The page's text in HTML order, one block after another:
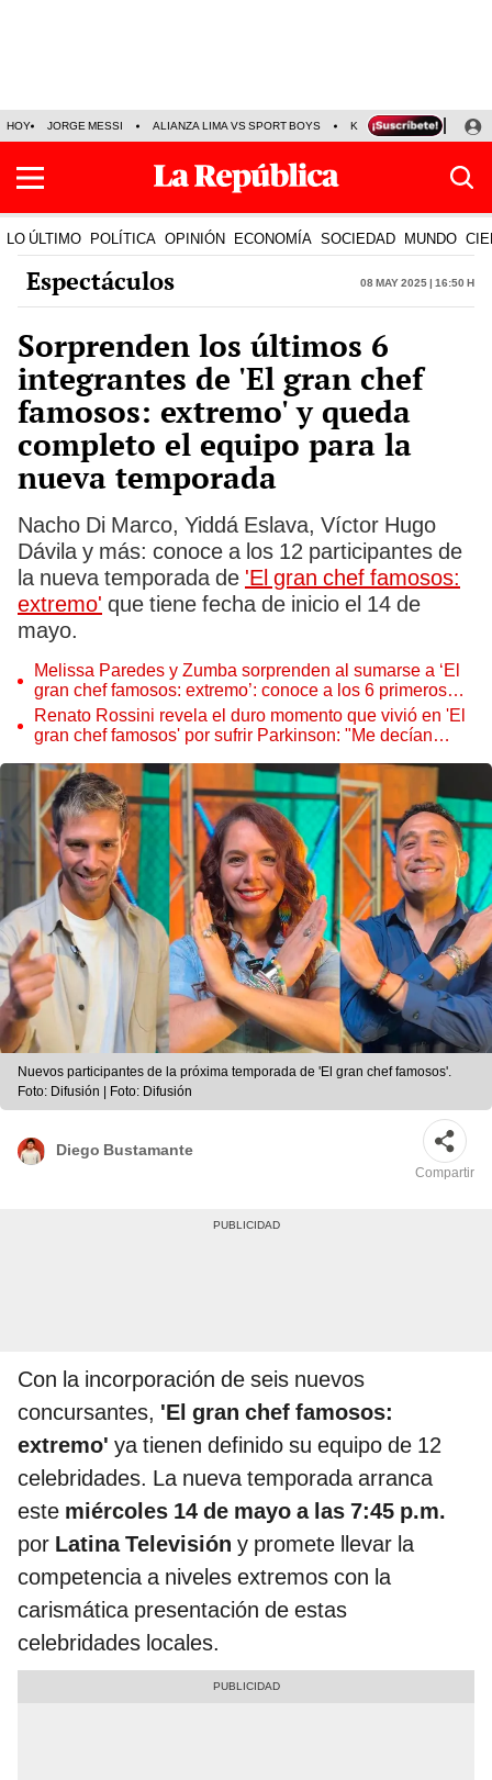
HOY JORGE MESSI ALIANZA LIMA VS SPORT BOYS KENJI FUJIMORI
LO ÚLTIMO POLÍTICA OPINIÓN ECONOMÍA SOCIEDAD MUNDO
Espectáculos 08 May 2025 | 16:50 h
Sorprenden los últimos 6
integrantes de 'El gran chef
famosos: extremo' y queda
completo el equipo para la
nueva temporada
Nacho Di Marco, Yiddá Eslava, Víctor Hugo
Dávila y más: conoce a los 12 participantes de
la nueva temporada de 'El gran chef famosos:
extremo' que tiene fecha de inicio el 14 de
mayo.
Melissa Paredes y Zumba sorprenden al sumarse a ‘El
gran chef famosos: extremo’: conoce a los 6 primeros
participantes
Renato Rossini revela el duro momento que vivió en 'El
gran chef famosos' por sufrir Parkinson: "Me decían
Nuevos participantes de la próxima temporada de 'El gran chef famosos'.
Foto: Difusión | Foto: Difusión
Diego Bustamante
Compartir
Con la incorporación de seis nuevos
concursantes, 'El gran chef famosos:
extremo' ya tienen definido su equipo de 12
celebridades. La nueva temporada arranca
este miércoles 14 de mayo a las 7:45 p.m.
por Latina Televisión y promete llevar la
competencia a niveles extremos con la
carismática presentación de estas
celebridades locales.